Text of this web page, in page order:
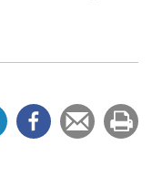
e
e
Tipsa
en
ut